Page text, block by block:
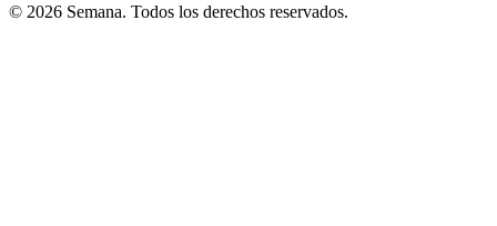
© 2026 Semana. Todos los derechos reservados.